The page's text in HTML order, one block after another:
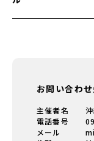
お問い合わ
主催者名
電話番号
メール